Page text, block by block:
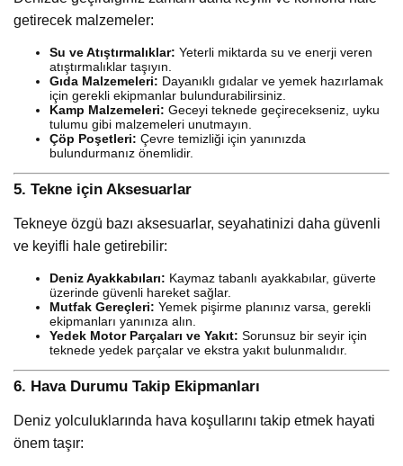
getirecek malzemeler:
Su ve Atıştırmalıklar: Yeterli miktarda su ve enerji veren
atıştırmalıklar taşıyın.
Gıda Malzemeleri: Dayanıklı gıdalar ve yemek hazırlamak
için gerekli ekipmanlar bulundurabilirsiniz.
Kamp Malzemeleri: Geceyi teknede geçirecekseniz, uyku
tulumu gibi malzemeleri unutmayın.
Çöp Poşetleri: Çevre temizliği için yanınızda
bulundurmanız önemlidir.
5. Tekne için Aksesuarlar
Tekneye özgü bazı aksesuarlar, seyahatinizi daha güvenli
ve keyifli hale getirebilir:
Deniz Ayakkabıları: Kaymaz tabanlı ayakkabılar, güverte
üzerinde güvenli hareket sağlar.
Mutfak Gereçleri: Yemek pişirme planınız varsa, gerekli
ekipmanları yanınıza alın.
Yedek Motor Parçaları ve Yakıt: Sorunsuz bir seyir için
teknede yedek parçalar ve ekstra yakıt bulunmalıdır.
6. Hava Durumu Takip Ekipmanları
Deniz yolculuklarında hava koşullarını takip etmek hayati
önem taşır: